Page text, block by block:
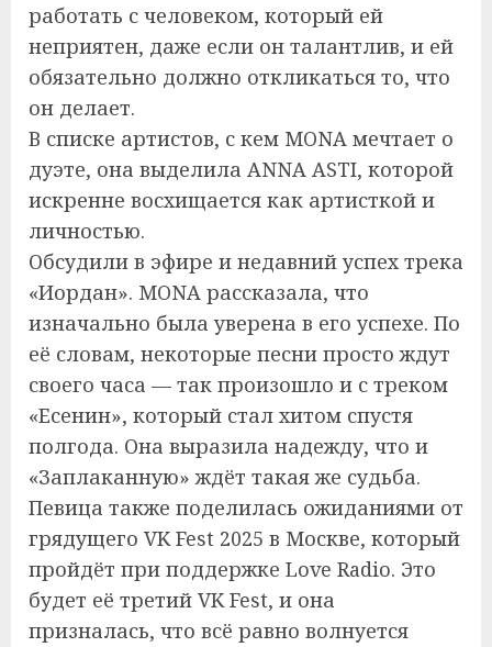
работать с человеком, который ей
неприятен, даже если он талантлив, и ей
обязательно должно откликаться то, что
он делает.
В списке артистов, с кем MONA мечтает о
дуэте, она выделила ANNA ASTI, которой
искренне восхищается как артисткой и
личностью.
Обсудили в эфире и недавний успех трека
«Иордан». MONA рассказала, что
изначально была уверена в его успехе. По
её словам, некоторые песни просто ждут
своего часа — так произошло и с треком
«Есенин», который стал хитом спустя
полгода. Она выразила надежду, что и
«Заплаканную» ждёт такая же судьба.
Певица также поделилась ожиданиями от
грядущего VK Fest 2025 в Москве, который
пройдёт при поддержке Love Radio. Это
будет её третий VK Fest, и она
призналась, что всё равно волнуется